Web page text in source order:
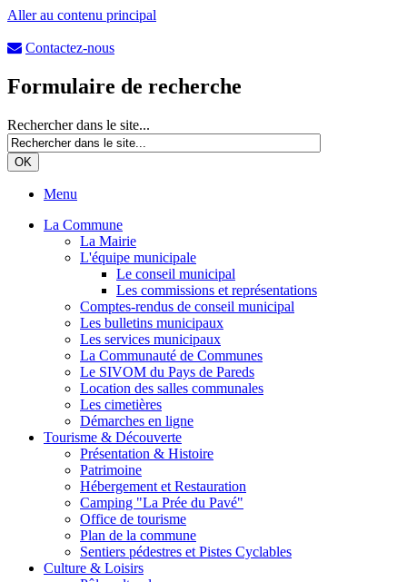
Aller au contenu principal
Contactez-nous
Formulaire de recherche
Rechercher dans le site...
Menu
La Commune
La Mairie
L'équipe municipale
Le conseil municipal
Les commissions et représentations
Comptes-rendus de conseil municipal
Les bulletins municipaux
Les services municipaux
La Communauté de Communes
Le SIVOM du Pays de Pareds
Location des salles communales
Les cimetières
Démarches en ligne
Tourisme & Découverte
Présentation & Histoire
Patrimoine
Hébergement et Restauration
Camping "La Prée du Pavé"
Office de tourisme
Plan de la commune
Sentiers pédestres et Pistes Cyclables
Culture & Loisirs